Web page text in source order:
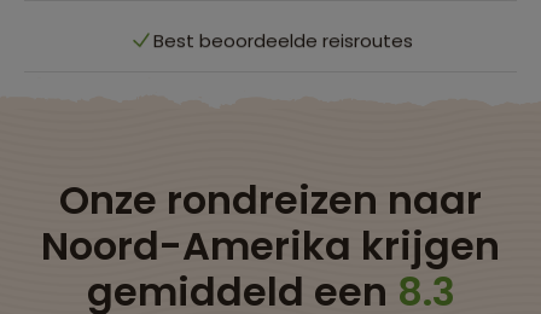
Best beoordeelde reisroutes
Persoonlijk én deskundig reisadvies
Best beoordeelde reisroutes
Onze rondreizen naar
Noord-Amerika krijgen
gemiddeld een 8.3